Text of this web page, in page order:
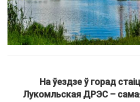
На ўездзе ў горад
Лукомльская ДРЭС –